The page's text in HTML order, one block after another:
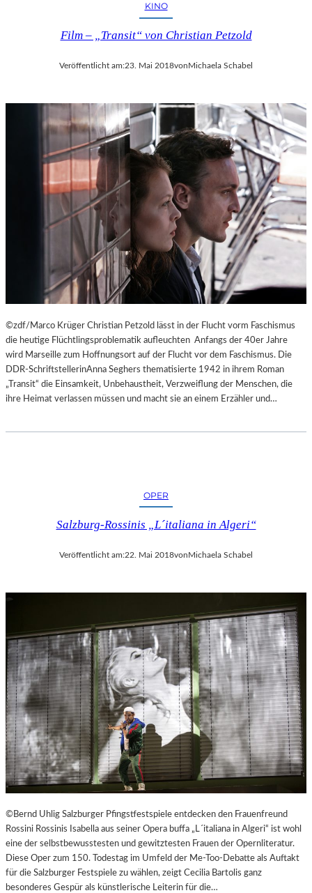
KINO
Film – „Transit“ von Christian Petzold
Veröffentlicht am:23. Mai 2018von Michaela Schabel
©zdf/Marco Krüger Christian Petzold lässt in der Flucht vorm Faschismus
die heutige Flüchtlingsproblematik aufleuchten Anfangs der 40er Jahre
wird Marseille zum Hoffnungsort auf der Flucht vor dem Faschismus. Die
DDR-SchriftstellerinAnna Seghers thematisierte 1942 in ihrem Roman
„Transit“ die Einsamkeit, Unbehaustheit, Verzweiflung der Menschen, die
ihre Heimat verlassen müssen und macht sie an einem Erzähler und…
OPER
Salzburg-Rossinis „L´italiana in Algeri“
Veröffentlicht am:22. Mai 2018vonMichaela Schabel
©Bernd Uhlig Salzburger Pfingstfestspiele entdecken den Frauenfreund
Rossini Rossinis Isabella aus seiner Opera buffa „L´italiana in Algeri“ ist wohl
eine der selbstbewusstesten und gewitztesten Frauen der Opernliteratur.
Diese Oper zum 150. Todestag im Umfeld der Me-Too-Debatte als Auftakt
für die Salzburger Festspiele zu wählen, zeigt Cecilia Bartolis ganz
besonderes Gespür als künstlerische Leiterin für die…